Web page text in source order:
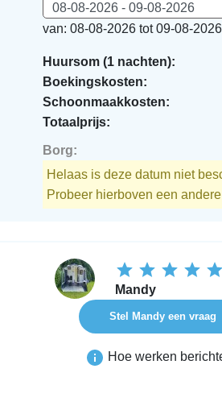
08-08-2026 - 09-08-2026
van: 08-08-2026 tot 09-08-2026
Huursom (1 nachten):
Boekingskosten:
Schoonmaakkosten:
Totaalprijs:
Borg:
Helaas is deze datum niet
Probeer hierboven een
Mandy
Stel Mandy een vraag
Hoe werken